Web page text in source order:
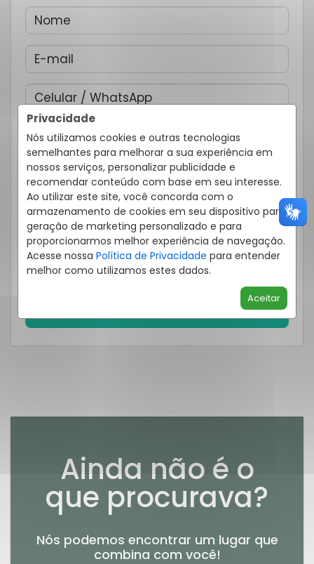
Privacidade
Nós utilizamos cookies e outras tecnologias
semelhantes para melhorar a sua experiência em
nossos serviços, personalizar publicidade e
recomendar conteúdo com base em seu interesse.
Ao utilizar este site, você concorda com o
armazenamento de cookies em seu dispositivo para
geração de marketing personalizado e para
proporcionarmos melhor experiência de navegação.
Acesse nossa Política de Privacidade para entender
melhor como utilizamos estes dados.
Aceitar
personalizadas de acordo com meus interesses.
Declaro estar ciente que a ação de envio deste
formulário permite que eu seja contatado pela JBA
Imóveis, assim como estar de acordo com o
exposto nosTermos de usoePolítica de
Privacidade.
ENVIAR
ou
Ainda não é o
que procurava?
Nós podemos encontrar um lugar que
combina com você!